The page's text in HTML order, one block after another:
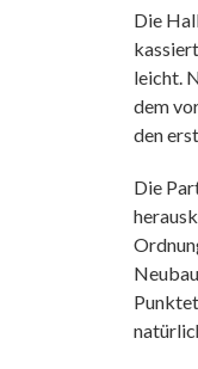
Die
leicht.
dem
den
Die